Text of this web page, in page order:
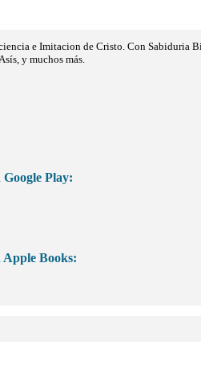
e Imitacion de Cristo. Con Sabiduria
y muchos más.
Play:
Books: